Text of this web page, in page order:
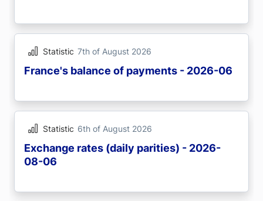
Statistic 7th of August 2026
France's balance of payments - 2026-06
Statistic 6th of August 2026
Exchange rates (daily parities) - 2026-
08-06